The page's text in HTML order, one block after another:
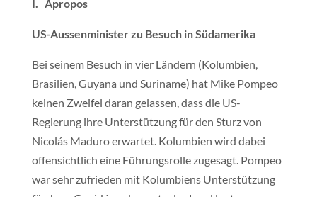
I. Apropos
US-Aussenminister zu Besuch in Südamerika
Bei seinem Besuch in vier Ländern (Kolumbien,
Brasilien, Guyana und Suriname) hat Mike Pompeo
keinen Zweifel daran gelassen, dass die US-
Regierung ihre Unterstützung für den Sturz von
Nicolás Maduro erwartet. Kolumbien wird dabei
offensichtlich eine Führungsrolle zugesagt. Pompeo
war sehr zufrieden mit Kolumbiens Unterstützung